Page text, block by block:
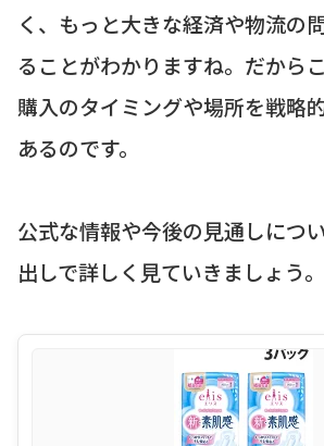
く、もっと大きな経済や物流の
ることがわかりますね。だから
購入のタイミングや場所を戦略
あるのです。
公式な情報や今後の見通しにつ
出しで詳しく見ていきましょう。